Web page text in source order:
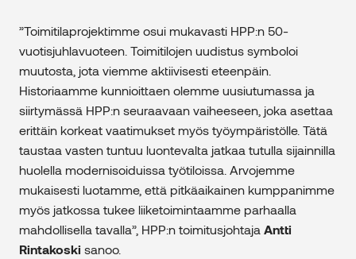
”Toimitilaprojektimme osui mukavasti HPP:n 50-
vuotisjuhlavuoteen. Toimitilojen uudistus symboloi
muutosta, jota viemme aktiivisesti eteenpäin.
Historiaamme kunnioittaen olemme uusiutumassa ja
siirtymässä HPP:n seuraavaan vaiheeseen, joka asettaa
erittäin korkeat vaatimukset myös työympäristölle. Tätä
taustaa vasten tuntuu luontevalta jatkaa tutulla sijainnilla
huolella modernisoiduissa työtiloissa. Arvojemme
mukaisesti luotamme, että pitkäaikainen kumppanimme
myös jatkossa tukee liiketoimintaamme parhaalla
mahdollisella tavalla”, HPP:n toimitusjohtaja Antti
Rintakoski sanoo.